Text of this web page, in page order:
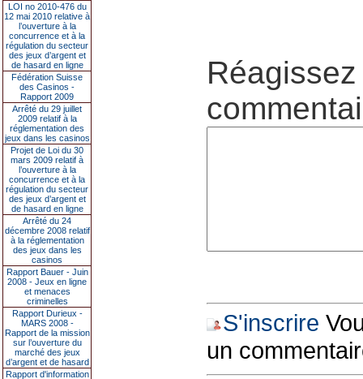
LOI no 2010-476 du
12 mai 2010 relative à
l’ouverture à la
concurrence et à la
régulation du secteur
des jeux d’argent et
de hasard en ligne
Fédération Suisse
des Casinos -
Rapport 2009
Arrêté du 29 juillet
2009 relatif à la
réglementation des
jeux dans les casinos
Projet de Loi du 30
mars 2009 relatif à
l’ouverture à la
concurrence et à la
régulation du secteur
des jeux d’argent et
de hasard en ligne
Arrêté du 24
décembre 2008 relatif
à la réglementation
des jeux dans les
casinos
Rapport Bauer - Juin
2008 - Jeux en ligne
et menaces
criminelles
Rapport Durieux -
MARS 2008 -
Rapport de la mission
sur l’ouverture du
marché des jeux
d’argent et de hasard
Rapport d'information
S'inscrire
un